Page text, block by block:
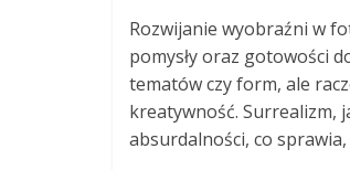
Rozwijanie wyobraźni w
pomysły oraz gotowości
tematów czy form, ale
kreatywność. Surrealizm,
absurdalności, co